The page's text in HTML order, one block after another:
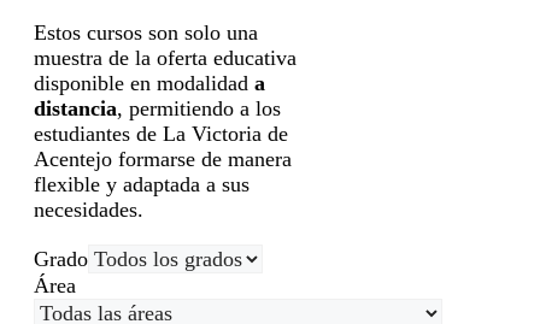
Estos cursos son solo una
muestra de la oferta educativa
disponible en modalidad a
distancia, permitiendo a los
estudiantes de La Victoria de
Acentejo formarse de manera
flexible y adaptada a sus
necesidades.
Grado
Área